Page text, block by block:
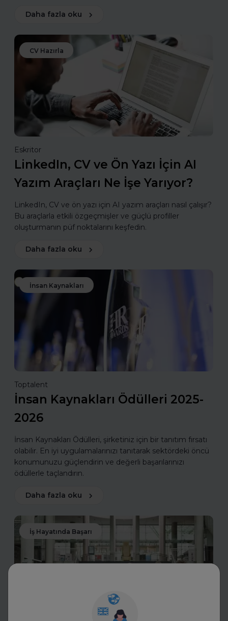
Daha fazla oku
CV Hazırla
Eskritor
LinkedIn, CV ve Ön Yazı İçin AI
Yazım Araçları Ne İşe Yarıyor?
LinkedIn, CV ve ön yazı için AI yazım araçları nasıl çalışır?
Bu araçlarla etkili özgeçmişler ve güçlü profiller
oluşturmanın püf noktalarını keşfedin.
Daha fazla oku
İnsan Kaynakları
Toptalent
İnsan Kaynakları Ödülleri 2025-
2026
İnsan Kaynakları Ödülleri, şirketiniz için bir tanıtım fırsatı
olabilir. En iyi uygulamalarınızı tanıtarak sektördeki öncü
konumunuzu güçlendirin ve değerli başarılarınızı
ödüllerle taçlandırın.
Daha fazla oku
İş Hayatında Başarı